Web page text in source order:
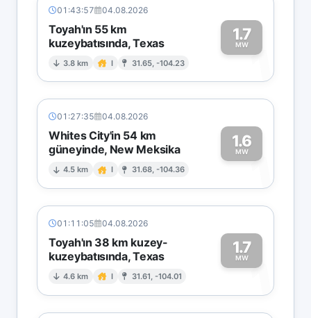
01:43:57 04.08.2026
Toyah'ın 55 km
kuzeybatısında, Texas
3.8 km I 31.65, -104.23
1.7
MW1
01:27:35 04.08.2026
Whites City'in 54 km
güneyinde, New Meksika
4.5 km I 31.68, -104.36
1.6
MW1
01:11:05 04.08.2026
Toyah'ın 38 km kuzey-
kuzeybatısında, Texas
4.6 km I 31.61, -104.01
1.7
MW1